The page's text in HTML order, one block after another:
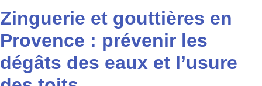
Zinguerie et gouttières en
Provence : prévenir les
dégâts des eaux et l’usure